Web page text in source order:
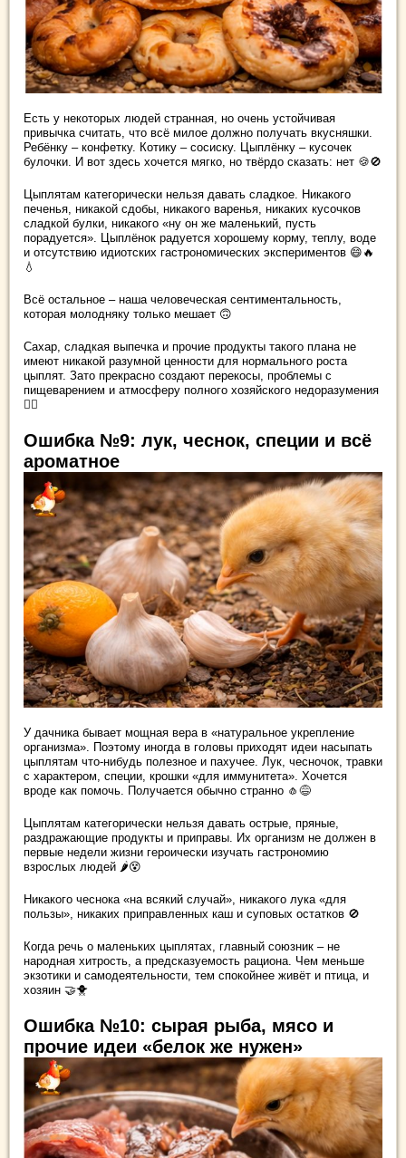
Есть у некоторых людей странная, но очень устойчивая
привычка считать, что всё милое должно получать вкусняшки.
Ребёнку – конфетку. Котику – сосиску. Цыплёнку – кусочек
булочки. И вот здесь хочется мягко, но твёрдо сказать: нет 🍪🚫
Цыплятам категорически нельзя давать сладкое. Никакого
печенья, никакой сдобы, никакого варенья, никаких кусочков
сладкой булки, никакого «ну он же маленький, пусть
порадуется». Цыплёнок радуется хорошему корму, теплу, воде
и отсутствию идиотских гастрономических экспериментов 😄🔥
💧
Всё остальное – наша человеческая сентиментальность,
которая молодняку только мешает 🙃
Сахар, сладкая выпечка и прочие продукты такого плана не
имеют никакой разумной ценности для нормального роста
цыплят. Зато прекрасно создают перекосы, проблемы с
пищеварением и атмосферу полного хозяйского недоразумения
🤦‍♂️
Ошибка №9: лук, чеснок, специи и всё
ароматное
У дачника бывает мощная вера в «натуральное укрепление
организма». Поэтому иногда в головы приходят идеи насыпать
цыплятам что-нибудь полезное и пахучее. Лук, чесночок, травки
с характером, специи, крошки «для иммунитета». Хочется
вроде как помочь. Получается обычно странно 🧄😅
Цыплятам категорически нельзя давать острые, пряные,
раздражающие продукты и приправы. Их организм не должен в
первые недели жизни героически изучать гастрономию
взрослых людей 🌶️😵
Никакого чеснока «на всякий случай», никакого лука «для
пользы», никаких приправленных каш и суповых остатков 🚫
Когда речь о маленьких цыплятах, главный союзник – не
народная хитрость, а предсказуемость рациона. Чем меньше
экзотики и самодеятельности, тем спокойнее живёт и птица, и
хозяин 🤝🐥
Ошибка №10: сырая рыба, мясо и
прочие идеи «белок же нужен»